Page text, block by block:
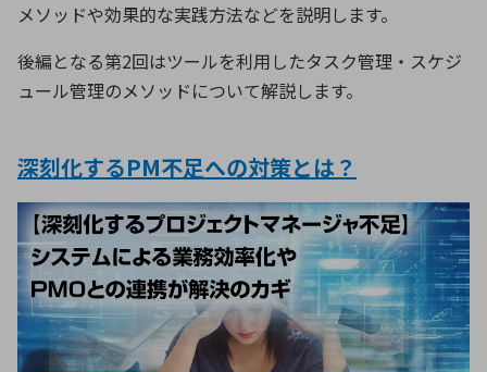
メソッドや効果的な実践方法などを説明します。
後編となる第2回はツールを利用したタスク管理・スケジ
ュール管理のメソッドについて解説します。
深刻化するPM不足への対策とは？